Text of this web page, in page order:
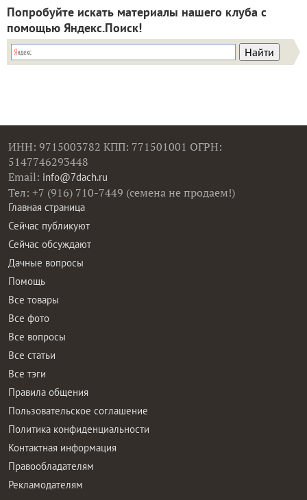
Попробуйте искать материалы нашего клуба с
помощью Яндекс.Поиск!
ИНН: 9715003782 КПП: 771501001 ОГРН:
5147746293448
Email: info@7dach.ru
Тел: +7 (916) 710-7449 (семена не продаем!)
Главная страница
Сейчас публикуют
Сейчас обсуждают
Дачные вопросы
Помощь
Все товары
Все фото
Все вопросы
Все статьи
Все тэги
Правила общения
Пользовательское соглашение
Политика конфиденциальности
Контактная информация
Правообладателям
Рекламодателям